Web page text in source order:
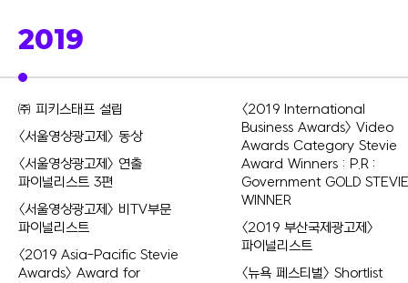
2019
㈜ 피키스태프 설립
<서울영상광고제> 동상
<서울영상광고제> 연출
파이널리스트 3편
<서울영상광고제> 비TV부문
파이널리스트
<2019 Asia-Pacific Stevie
Awards> Award for
<2019 International
Business Awards> Video
Awards Category Stevie
Award Winners : P.R :
Government GOLD STEVIE
WINNER
<2019 부산국제광고제>
파이널리스트
<뉴욕 페스티벌> Shortlist